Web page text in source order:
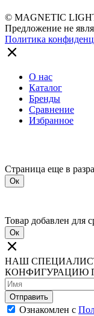
© MAGNETIC
Предложение не
Политика
О нас
Каталог
Бренды
Сравнение
Избранное
Страница еще в
Ок
Товар добавлен для
Ок
НАШ
КОНФИГУРАЦИЮ
Отправить
Ознакомлен с